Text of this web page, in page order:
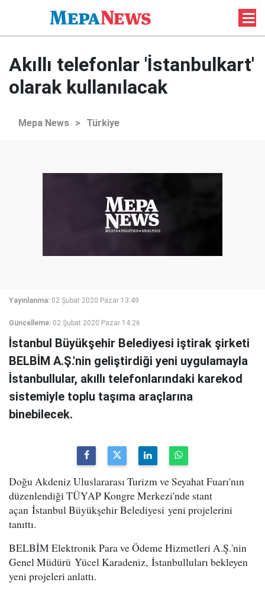
Akıllı telefonlar 'İstanbulkart'
olarak kullanılacak
Mepa News > Türkiye
Yayınlanma: 02 Şubat 2020 Pazar 13:49
Güncelleme: 02 Şubat 2020 Pazar 14:26
İstanbul Büyükşehir Belediyesi iştirak şirketi
BELBİM A.Ş.'nin geliştirdiği yeni uygulamayla
İstanbullular, akıllı telefonlarındaki karekod
sistemiyle toplu taşıma araçlarına
binebilecek.
Doğu Akdeniz Uluslararası Turizm ve Seyahat Fuarı'nın
düzenlendiği TÜYAP Kongre Merkezi'nde stant
açan İstanbul Büyükşehir Belediyesi yeni projelerini
tanıttı.
BELBİM Elektronik Para ve Ödeme Hizmetleri A.Ş.'nin
Genel Müdürü Yücel Karadeniz, İstanbulluları bekleyen
yeni projeleri anlattı.